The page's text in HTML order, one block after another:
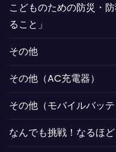
こどものための防災・
ること」
その他
その他（AC充電器）
その他（モバイルバッテ
なんでも挑戦！なるほ